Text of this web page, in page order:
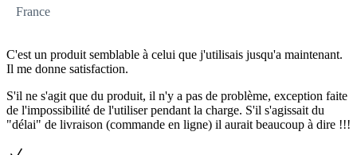
France
C'est un produit semblable à celui que j'utilisais jusqu'a maintenant.
Il me donne satisfaction.
S'il ne s'agit que du produit, il n'y a pas de problème, exception faite
de l'impossibilité de l'utiliser pendant la charge. S'il s'agissait du
"délai" de livraison (commande en ligne) il aurait beaucoup à dire !!!